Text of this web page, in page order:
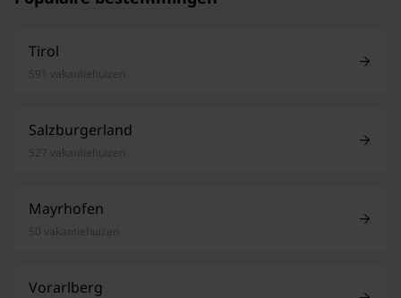
Tirol
591 vakantiehuizen
Salzburgerland
527 vakantiehuizen
Mayrhofen
50 vakantiehuizen
Vorarlberg